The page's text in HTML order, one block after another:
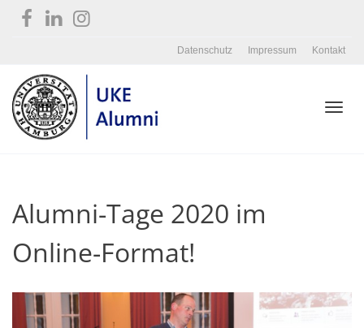
Datenschutz Impressum Kontakt
Alumni-Tage 2020 im
Online-Format!